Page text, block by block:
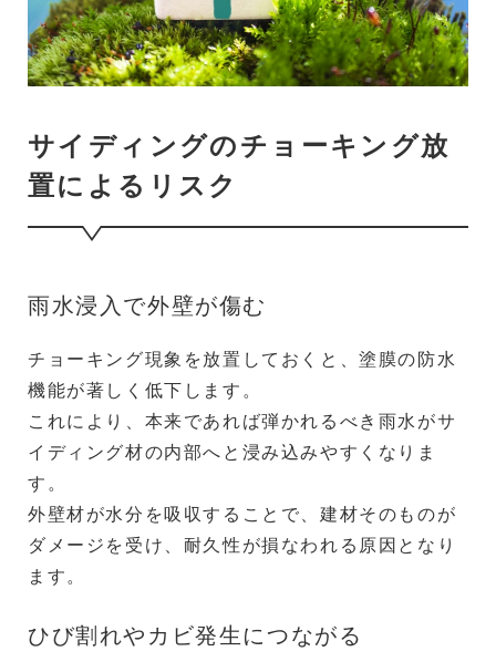
サイディングのチョーキング放
置によるリスク
雨水浸入で外壁が傷む
チョーキング現象を放置しておくと、塗膜の防水
機能が著しく低下します。
これにより、本来であれば弾かれるべき雨水がサ
イディング材の内部へと浸み込みやすくなりま
す。
外壁材が水分を吸収することで、建材そのものが
ダメージを受け、耐久性が損なわれる原因となり
ます。
ひび割れやカビ発生につながる